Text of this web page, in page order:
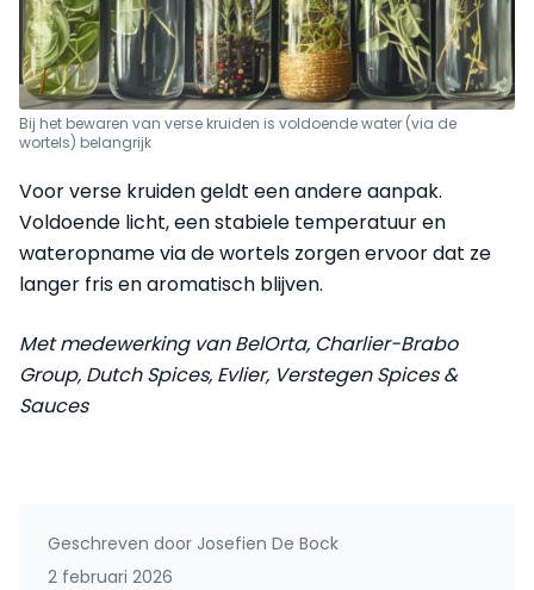
Bij het bewaren van verse kruiden is voldoende water (via de
wortels) belangrijk
Voor verse kruiden geldt een andere aanpak.
Voldoende licht, een stabiele temperatuur en
wateropname via de wortels zorgen ervoor dat ze
langer fris en aromatisch blijven.
Met medewerking van BelOrta, Charlier-Brabo
Group, Dutch Spices, Evlier, Verstegen Spices &
Sauces
Geschreven door Josefien De Bock
2 februari 2026